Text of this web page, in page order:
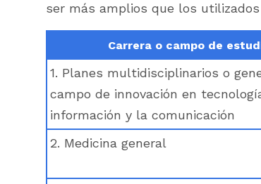
ser más amplios que los
Carrera o campo de
1. Planes multidisciplinarios o
campo de innovación en
información y la comunicación
2. Medicina general